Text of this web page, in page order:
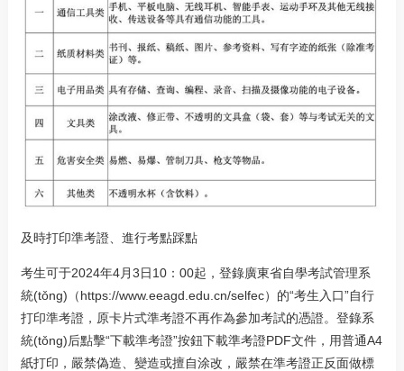
及時打印準考證、進行考點踩點
考生可于2024年4月3日10：00起，登錄廣東省自學考試管理系
統(tǒng)（https://www.eeagd.edu.cn/selfec）的“考生入口”自行
打印準考證，原卡片式準考證不再作為參加考試的憑證。登錄系
統(tǒng)后點擊“下載準考證”按鈕下載準考證PDF文件，用普通A4
紙打印，嚴禁偽造、變造或擅自涂改，嚴禁在準考證正反面做標